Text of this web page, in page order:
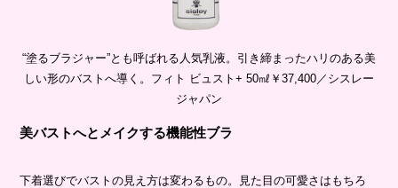
“塗るブラジャー”とも呼ばれる人気乳液。引き締まったハリのある美
しい形のバストへ導く。フィト ビュスト+ 50㎖￥37,400／シスレー
ジャパン
美バストへとメイクする機能性ブラ
下着選びでバストの見え方は変わるもの。見た目の可愛さはもちろ